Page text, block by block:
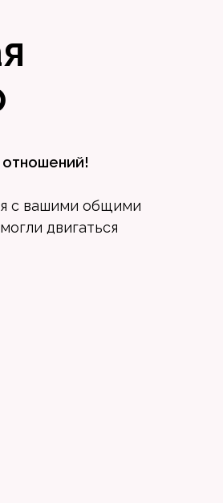
с вашими общими
двигаться